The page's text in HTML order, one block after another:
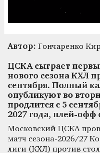
Автор: Гончаренко
ЦСКА сыграет
нового сезона КХЛ
сентября. Полный
опубликуют во
продлится с 5
2027 года, плей-офф
Московский ЦСКА
матч сезона-2026/27
лиги (КХЛ) против